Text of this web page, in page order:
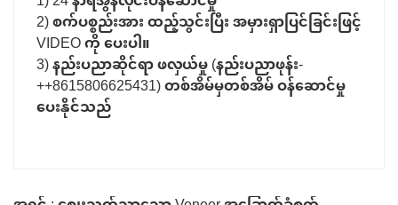
2) စက်ပစ္စည်းအား ထည့်သွင်းပြီး အမှားရှာပြင်ခြင်းဖြင့်
VIDEO ကို ပေးပါ။
3) နည်းပညာဆိုင်ရာ ဖလှယ်မှု (နည်းပညာဖုန်း-
++8615806625431) တစ်အိမ်မှတစ်အိမ် ဝန်ဆောင်မှု
ပေးနိုင်သည်